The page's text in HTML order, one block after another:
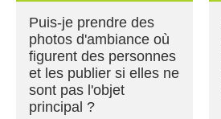
Puis-je prendre des
photos d'ambiance où
figurent des personnes
et les publier si elles ne
sont pas l'objet
principal ?